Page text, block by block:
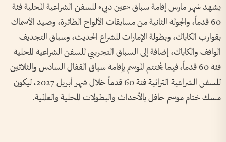
يشهد شهر مارس إقامة سباق «عين دبي» للسفن الشراعية المحلية فئة
60 قدماً، والجولة الثانية من مسابقات الألواح الطائرة، وصيد الأسماك
بقوارب الكاياك، وبطولة الإمارات للشراع الحديث، وسباق التجديف
الواقف والكاياك، إضافة إلى السباق التجريبي للسفن الشراعية المحلية
فئة 60 قدماً، فيما يُختتم الموسم بإقامة سباق القفال السادس والثلاثين
للسفن الشراعية التراثية فئة 60 قدماً خلال شهر أبريل 2027، ليكون
مسك ختام موسم حافل بالأحداث والبطولات المحلية والعالمية.